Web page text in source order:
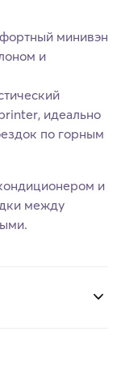
минивэн
и
идеально
по горным
и
между